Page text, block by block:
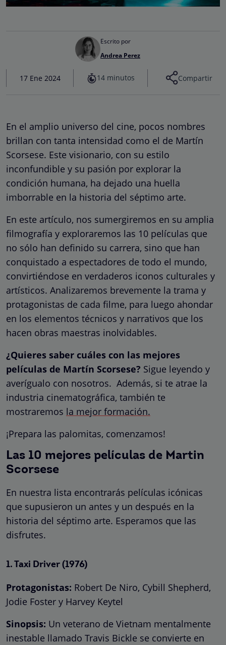
Escrito por
Andrea Perez
17 Ene 2024 14 minutos Compartir
En el amplio universo del cine, pocos nombres
brillan con tanta intensidad como el de Martín
Scorsese. Este visionario, con su estilo
inconfundible y su pasión por explorar la
condición humana, ha dejado una huella
imborrable en la historia del séptimo arte.
En este artículo, nos sumergiremos en su amplia
filmografía y exploraremos las 10 películas que
no sólo han definido su carrera, sino que han
conquistado a espectadores de todo el mundo,
convirtiéndose en verdaderos iconos culturales y
artísticos. Analizaremos brevemente la trama y
protagonistas de cada filme, para luego ahondar
en los elementos técnicos y narrativos que los
hacen obras maestras inolvidables.
¿Quieres saber cuáles con las mejores
películas de Martín Scorsese? Sigue leyendo y
averígualo con nosotros. Además, si te atrae la
industria cinematográfica, también te
mostraremos la mejor formación.
¡Prepara las palomitas, comenzamos!
Las 10 mejores películas de Martin
Scorsese
En nuestra lista encontrarás películas icónicas
que supusieron un antes y un después en la
historia del séptimo arte. Esperamos que las
disfrutes.
1. Taxi Driver (1976)
Protagonistas: Robert De Niro, Cybill Shepherd,
Jodie Foster y Harvey Keytel
Sinopsis: Un veterano de Vietnam mentalmente
inestable llamado Travis Bickle se convierte en